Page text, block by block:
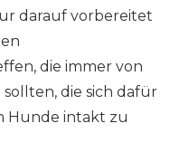
darauf vorbereitet
die immer von
die sich dafür
Hunde intakt zu